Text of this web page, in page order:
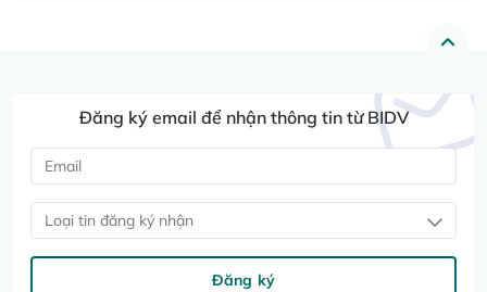
Đăng ký email để nhận thông tin từ BIDV
Loại tin đăng ký nhận
Đăng ký